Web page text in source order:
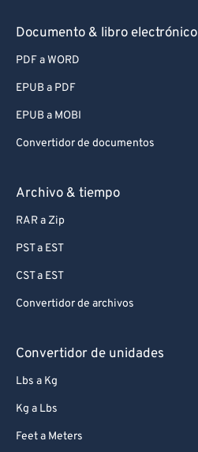
Documento & libro electrónico
PDF a WORD
EPUB a PDF
EPUB a MOBI
Convertidor de documentos
Archivo & tiempo
RAR a Zip
PST a EST
CST a EST
Convertidor de archivos
Convertidor de unidades
Lbs a Kg
Kg a Lbs
Feet a Meters